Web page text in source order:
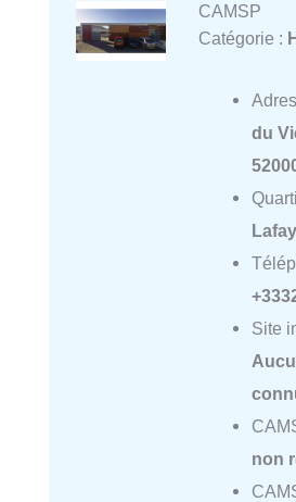
CAMSP
Catégorie :
du
Site
non